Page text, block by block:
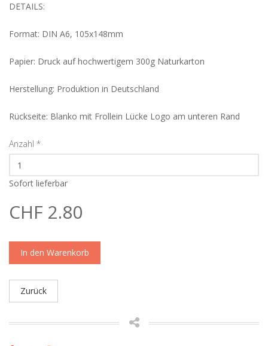
DETAILS:
Format: DIN A6, 105x148mm
Papier: Druck auf hochwertigem 300g Naturkarton
Herstellung: Produktion in Deutschland
Rückseite: Blanko mit Frollein Lücke Logo am unteren Rand
Anzahl *
Sofort lieferbar
CHF 2.80
In den Warenkorb
Zurück